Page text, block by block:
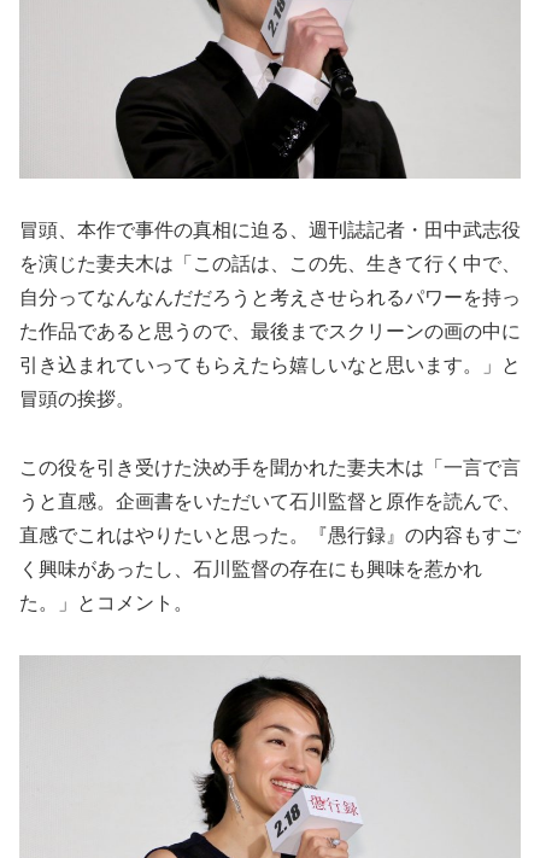
冒頭、本作で事件の真相に迫る、週刊誌記者・田中武志役
を演じた妻夫木は「この話は、この先、生きて行く中で、
自分ってなんなんだだろうと考えさせられるパワーを持っ
た作品であると思うので、最後までスクリーンの画の中に
引き込まれていってもらえたら嬉しいなと思います。」と
冒頭の挨拶。
この役を引き受けた決め手を聞かれた妻夫木は「一言で言
うと直感。企画書をいただいて石川監督と原作を読んで、
直感でこれはやりたいと思った。『愚行録』の内容もすご
く興味があったし、石川監督の存在にも興味を惹かれ
た。」とコメント。